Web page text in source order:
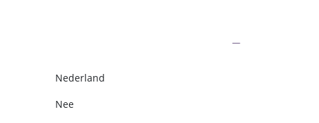
Nederland
Nee